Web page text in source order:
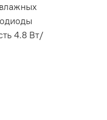
4.8 Вт/